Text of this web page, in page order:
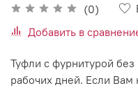
(0)
Добавить в
Туфли с фурнитурой
рабочих дней. Если